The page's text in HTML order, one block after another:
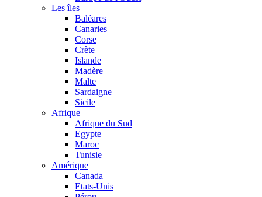
Les îles
Baléares
Canaries
Corse
Crète
Islande
Madère
Malte
Sardaigne
Sicile
Afrique
Afrique du Sud
Egypte
Maroc
Tunisie
Amérique
Canada
Etats-Unis